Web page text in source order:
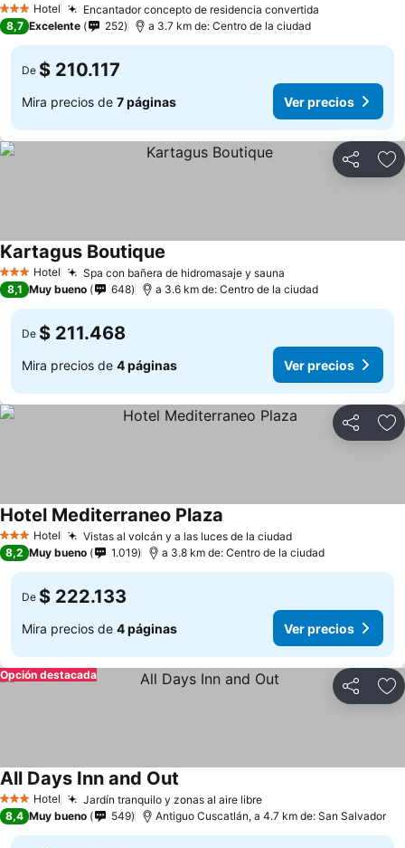
3 Estrellas
Hotel Encantador concepto de residencia convertida
8,7 Excelente 252 a 3.7 km de: Centro de la ciudad
De $ 210.117
Mira precios de 7 páginas Ver precios
Compartir
3 Estrellas
Hotel Spa con bañera de hidromasaje y sauna
Kartagus Boutique
8,1 Muy bueno 648 a 3.6 km de: Centro de la ciudad
De $ 211.468
Mira precios de 4 páginas Ver precios
Compartir
3 Estrellas
Hotel Vistas al volcán y a las luces de la ciudad
Hotel Mediterraneo Plaza
8,2 Muy bueno 1.019 a 3.8 km de: Centro de la ciudad
De $ 222.133
Mira precios de 4 páginas Ver precios
Compartir
Opción destacada
3 Estrellas
Hotel Jardín tranquilo y zonas al aire libre
All Days Inn and Out
8,4 Muy bueno 549 Antiguo Cuscatlán, a 4.7 km de: San Salvador